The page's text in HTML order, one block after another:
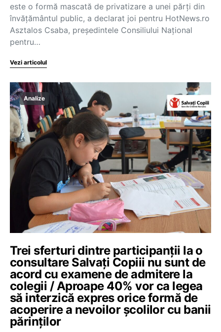
este o formă mascată de privatizare a unei părți din
învățământul public, a declarat joi pentru HotNews.ro
Asztalos Csaba, președintele Consiliului Național
pentru…
Vezi articolul
Analize
Trei sferturi dintre participanții la o
consultare Salvați Copiii nu sunt de
acord cu examene de admitere la
colegii / Aproape 40% vor ca legea
să interzică expres orice formă de
acoperire a nevoilor școlilor cu banii
părinților